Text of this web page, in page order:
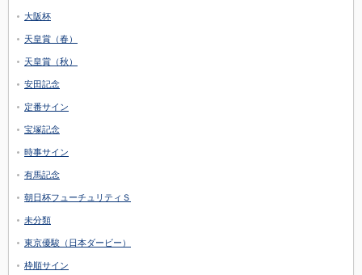
大阪杯
天皇賞（春）
天皇賞（秋）
安田記念
定番サイン
宝塚記念
時事サイン
有馬記念
朝日杯フューチュリティＳ
未分類
東京優駿（日本ダービー）
枠順サイン